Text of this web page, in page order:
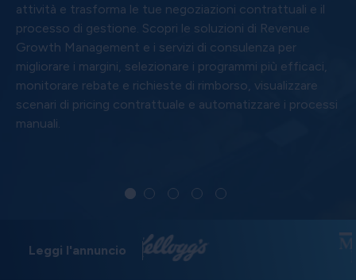
attività e trasforma le tue negoziazioni contrattuali e il
processo di gestione. Scopri le soluzioni di Revenue
Growth Management e i servizi di consulenza per
migliorare i margini, selezionare i programmi più efficaci,
monitorare rebate e richieste di rimborso, visualizzare
scenari di pricing contrattuale e automatizzare i processi
manuali.
Leggi l'annuncio